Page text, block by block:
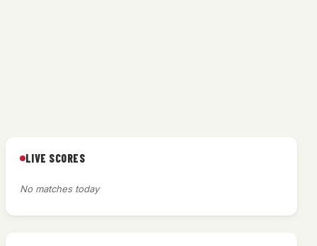
LIVE SCORES
No matches today